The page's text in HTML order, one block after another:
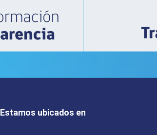
Estamos ubicados en